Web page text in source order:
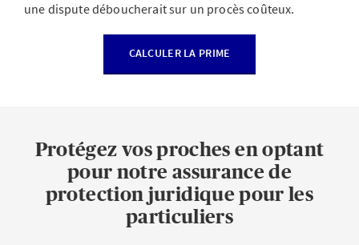
une dispute déboucherait sur un procès coûteux.
CALCULER LA PRIME
Protégez vos proches en optant
pour notre assurance de
protection juridique pour les
particuliers